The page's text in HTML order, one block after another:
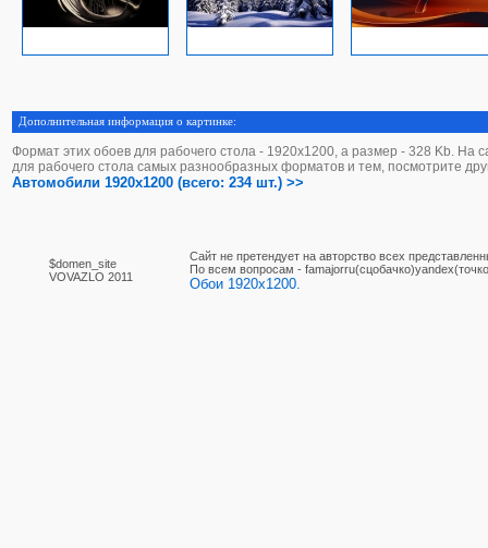
Дополнительная информация о картинке:
Формат этих обоев для рабочего стола - 1920х1200, а размер - 328 Kb. На
для рабочего стола самых разнообразных форматов и тем, посмотрите
Автомобили 1920x1200 (всего: 234 шт.) >>
$domen_site
VOVAZLO 2011
Сайт не претендует на авторство всех
По вcем вопросам -
Обои 1920x1200.